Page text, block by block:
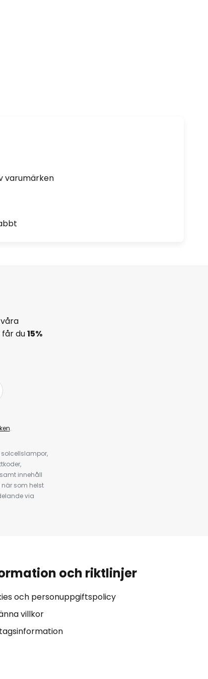
varumärken
du15%
.
innehåll
som helst
via
och riktlinjer
och personuppgiftspolicy
villkor